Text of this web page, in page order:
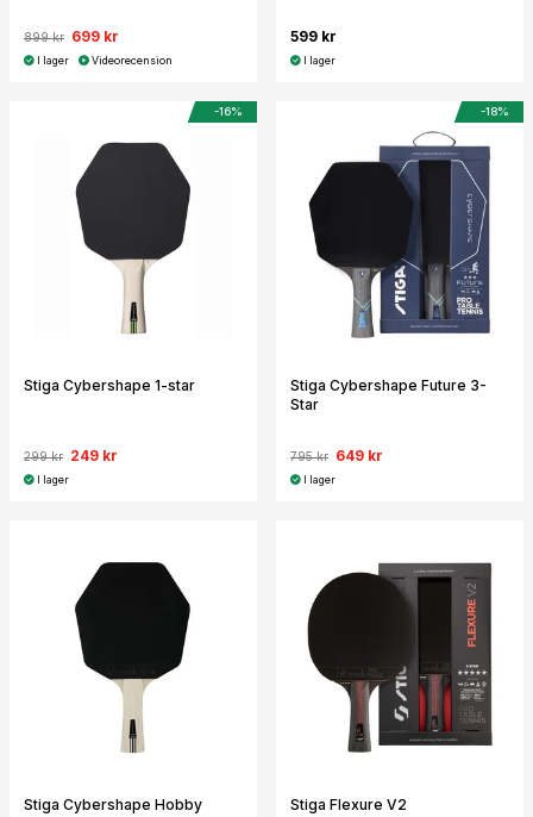
899 kr 699 kr
I lager Videorecension
599 kr
I lager
-16%
Stiga Cybershape 1-star
299 kr 249 kr
I lager
-18%
Stiga Cybershape Future 3-
Star
795 kr 649 kr
I lager
Stiga Cybershape Hobby Stiga Flexure V2